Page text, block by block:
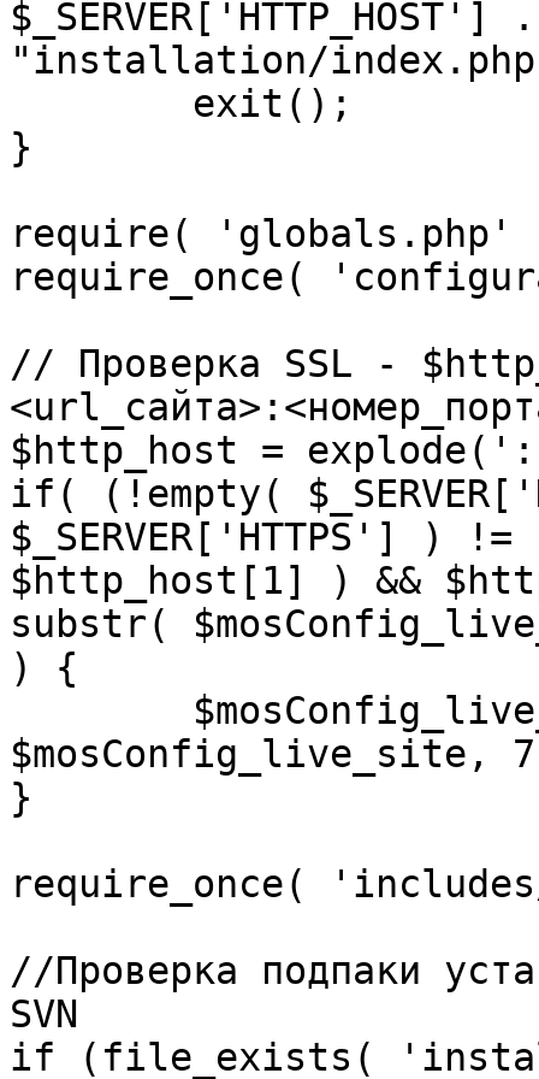
"installation/
}
require(
require_once(
// Проверка SSL -
$http_host = explode(':',
if( (!empty(
$_SERVER['HTTPS']
$http_host[1] ) &&
substr(
) {
$mosConfig_live_site,
}
require_once(
//Проверка подпаки
SVN
if (file_exists(